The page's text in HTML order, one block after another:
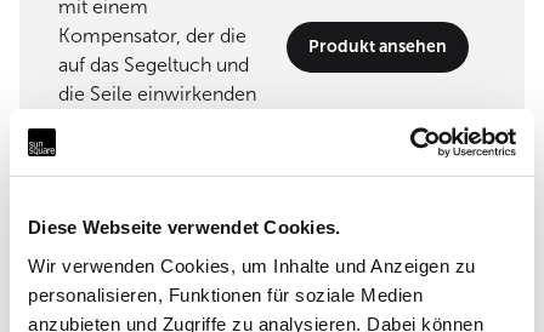
Diese Webseite verwendet Cookies.
Wir verwenden Cookies, um Inhalte und Anzeigen zu
personalisieren, Funktionen für soziale Medien
anzubieten und Zugriffe zu analysieren. Dabei können
Produkt ansehen
Umsetzungspartner
KONRAD SONNENSEGEL